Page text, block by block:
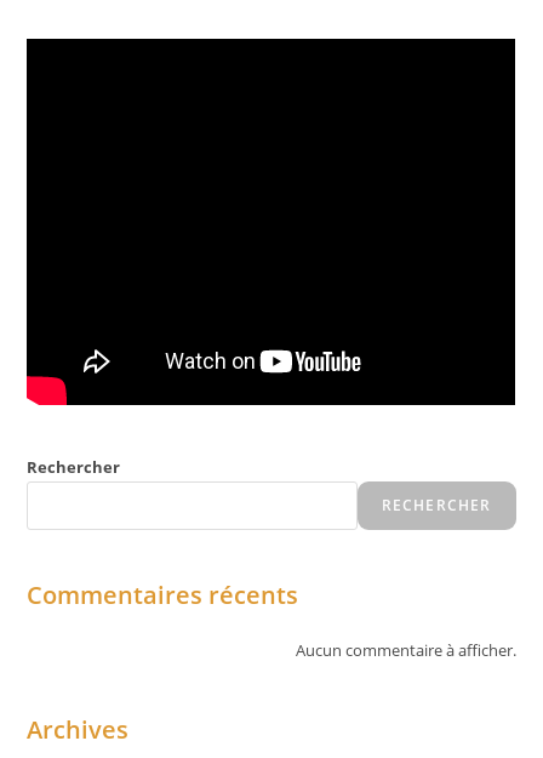
Rechercher
RECHERCHER
Commentaires récents
Aucun commentaire à afficher.
Archives